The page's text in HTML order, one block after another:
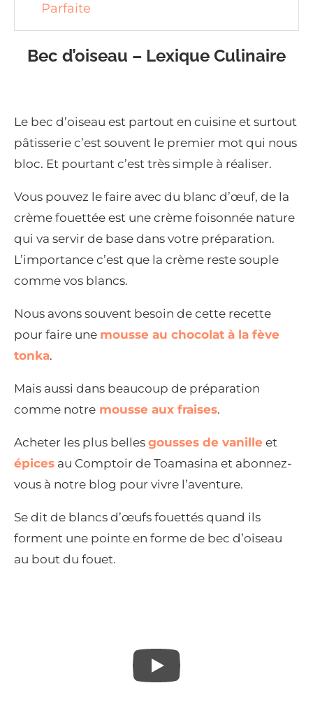
Parfaite
Bec d’oiseau – Lexique Culinaire
Le bec d’oiseau est partout en cuisine et surtout
pâtisserie c’est souvent le premier mot qui nous
bloc. Et pourtant c’est très simple à réaliser.
Vous pouvez le faire avec du blanc d’œuf, de la
crème fouettée est une crème foisonnée nature
qui va servir de base dans votre préparation.
L’importance c’est que la crème reste souple
comme vos blancs.
Nous avons souvent besoin de cette recette
pour faire une mousse au chocolat à la fève
tonka.
Mais aussi dans beaucoup de préparation
comme notre mousse aux fraises.
Acheter les plus belles gousses de vanille et
épices au Comptoir de Toamasina et abonnez-
vous à notre blog pour vivre l’aventure.
Se dit de blancs d’œufs fouettés quand ils
forment une pointe en forme de bec d’oiseau
au bout du fouet.